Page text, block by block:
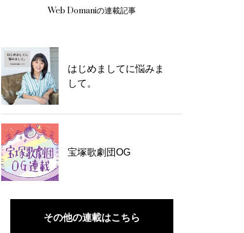
Web Domaniの連載記事
はじめましてに悩みま
して。
宝塚歌劇団OG
その他の連載はこちら